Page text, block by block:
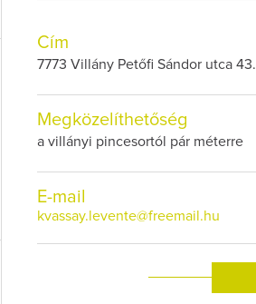
Cím
7773 Villány Petőfi Sándor utca 43.
Megközelíthetőség
a villányi pincesortól pár méterre
E-mail
kvassay.levente@freemail.hu